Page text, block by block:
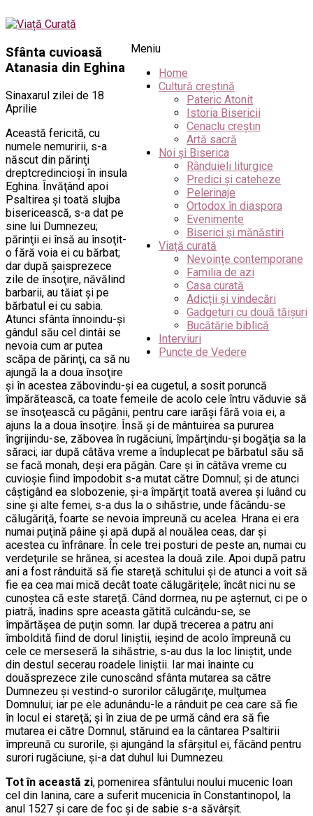
Meniu
Home
Cultură creștină
Pateric Atonit
Istoria Bisericii
Cenaclu creștin
Artă sacră
Noi și Biserica
Rânduieli liturgice
Predici și cateheze
Pelerinaje
Ortodox în diaspora
Evenimente
Biserici și mănăstiri
Viață curată
Nevoințe contemporane
Familia de azi
Casa curată
Adicții și vindecări
Gadgeturi cu două tăișuri
Bucătărie biblică
Interviuri
Puncte de Vedere
Sfânta cuvioasă
Atanasia din Eghina
Sinaxarul zilei de 18
Aprilie
Această fericită, cu
numele nemuririi, s-a
născut din părinţi
dreptcredincioşi în insula
Eghina. Învăţând apoi
Psaltirea şi toată slujba
bisericească, s-a dat pe
sine lui Dumnezeu;
părinţii ei însă au însoţit-
o fără voia ei cu bărbat;
dar după şaisprezece
zile de însoţire, năvălind
barbarii, au tăiat şi pe
bărbatul ei cu sabia.
Atunci sfânta înnoindu-şi
gândul său cel dintâi se
nevoia cum ar putea
scăpa de părinţi, ca să nu
ajungă la a doua însoţire
şi în acestea zăbovindu-şi ea cugetul, a sosit poruncă
împărătească, ca toate femeile de acolo cele întru văduvie să
se însoţească cu păgânii, pentru care iarăşi fără voia ei, a
ajuns la a doua însoţire. Însă şi de mântuirea sa pururea
îngrijindu-se, zăbovea în rugăciuni, împărţindu-şi bogăţia sa la
săraci; iar după câtăva vreme a înduplecat pe bărbatul său să
se facă monah, deşi era păgân. Care şi în câtăva vreme cu
cuvioşie fiind împodobit s-a mutat către Domnul; şi de atunci
câştigând ea slobozenie, şi-a împărţit toată averea şi luând cu
sine şi alte femei, s-a dus la o sihăstrie, unde făcându-se
călugăriţă, foarte se nevoia împreună cu acelea. Hrana ei era
numai puţină pâine şi apă după al nouălea ceas, dar şi
acestea cu înfrânare. În cele trei posturi de peste an, numai cu
verdeţurile se hrănea, şi acestea la două zile. Apoi după patru
ani a fost rânduită să fie stareţă schitului şi de atunci a voit să
fie ea cea mai mică decât toate călugăriţele; încât nici nu se
cunoştea că este stareţă. Când dormea, nu pe aşternut, ci pe o
piatră, înadins spre aceasta gătită culcându-se, se
împărtăşea de puţin somn. Iar după trecerea a patru ani
îmboldită fiind de dorul liniştii, ieşind de acolo împreună cu
cele ce merseseră la sihăstrie, s-au dus la loc liniştit, unde
din destul secerau roadele liniştii. Iar mai înainte cu
douăsprezece zile cunoscând sfânta mutarea sa către
Dumnezeu şi vestind-o surorilor călugăriţe, mulţumea
Domnului; iar pe ele adunându-le a rânduit pe cea care să fie
în locul ei stareţă; şi în ziua de pe urmă când era să fie
mutarea ei către Domnul, stăruind ea la cântarea Psaltirii
împreună cu surorile, şi ajungând la sfârşitul ei, făcând pentru
surori rugăciune, şi-a dat duhul lui Dumnezeu.
Tot în această zi, pomenirea sfântului noului mucenic Ioan
cel din Ianina, care a suferit mucenicia în Constantinopol, la
anul 1527 şi care de foc şi de sabie s-a săvârşit.